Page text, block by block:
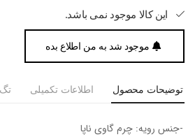
این کالا موجود نمی باشد.
موجود شد به من اطلاع بده
توضیحات محصول اطلاعات تکمیلی
-جنس رویه: چرم گاوی ناپا